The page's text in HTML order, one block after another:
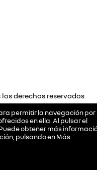
permitir la navegación por
en ella. Al pulsar el
obtener más
pulsando enMás
derechos reservados
Releasemarketing S.L.